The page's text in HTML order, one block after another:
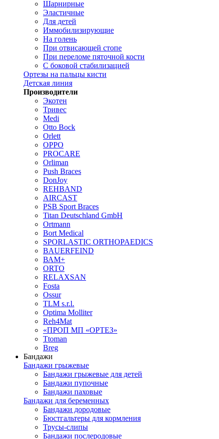
Шарнирные
Эластичные
Для детей
Иммобилизирующие
На голень
При отвисающей стопе
При переломе пяточной кости
С боковой стабилизацией
Ортезы на пальцы кисти
Детская линия
Производители
Экотен
Тривес
Medi
Otto Bock
Orlett
OPPO
PROCARE
Orliman
Push Braces
DonJoy
REHBAND
AIRCAST
PSB Sport Braces
Titan Deutschland GmbH
Ortmann
Bort Medical
SPORLASTIC ORTHOPAEDICS
BAUERFEIND
ВАМ+
ORTO
RELAXSAN
Fosta
Ossur
TLM s.r.l.
Optima Molliter
Reh4Mat
«ПРОП МП «ОРТЕЗ»
Ttoman
Breg
Бандажи
Бандажи грыжевые
Бандажи грыжевые для детей
Бандажи пупочные
Бандажи паховые
Бандажи для беременных
Бандажи дородовые
Бюстгальтеры для кормления
Трусы-слипы
Бандажи послеродовые